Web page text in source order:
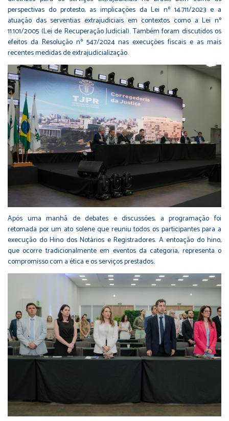
perspectivas do protesto, as implicações da Lei nº 14.711/2023 e a
atuação das serventias extrajudiciais em contextos como a Lei nº
11.101/2005 (Lei de Recuperação Judicial). Também foram discutidos os
efeitos da Resolução nº 547/2024 nas execuções fiscais e as mais
recentes medidas de extrajudicialização.
Após uma manhã de debates e discussões, a programação foi
retomada por um ato solene que reuniu todos os participantes para a
execução do Hino dos Notários e Registradores. A entoação do hino,
que ocorre tradicionalmente em eventos da categoria, representa o
compromisso com a ética e os serviços prestados.